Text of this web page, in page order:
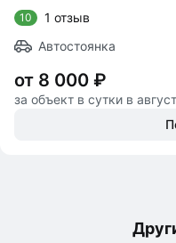
10
1 отзыв
Автостоянка
от 8 000 ₽
за объект в сутки в